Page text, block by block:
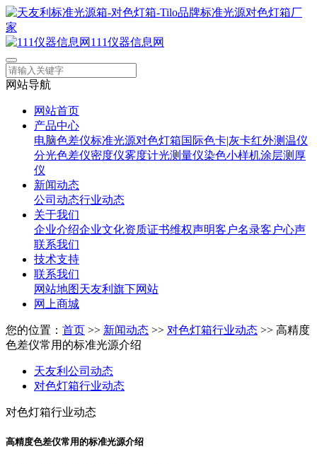
111仪器信息网
网站导航
网站首页
产品中心
电脑色差仪标准光源对色灯箱国际色卡|灰卡红外测温仪
分光色差仪密度仪雾度计光测量仪染色小样机涂层测厚
仪
新闻动态
公司动态行业动态
关于我们
企业介绍企业文化资质证书维权声明客户名录客户心声
联系我们
技术支持
联系我们
网站地图天友利旗下网站
网上商城
您的位置： 首页 >> 新闻动态 >> 对色灯箱行业动态 >> 高精度
色差仪常用的标准光源介绍
天友利公司动态
对色灯箱行业动态
对色灯箱行业动态
高精度色差仪常用的标准光源介绍